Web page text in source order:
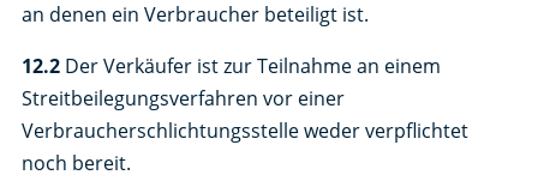
an denen ein Verbraucher beteiligt ist.
12.2Der Verkäufer ist zur Teilnahme an einem
Streitbeilegungsverfahren vor einer
Verbraucherschlichtungsstelle weder verpflichtet
noch bereit.